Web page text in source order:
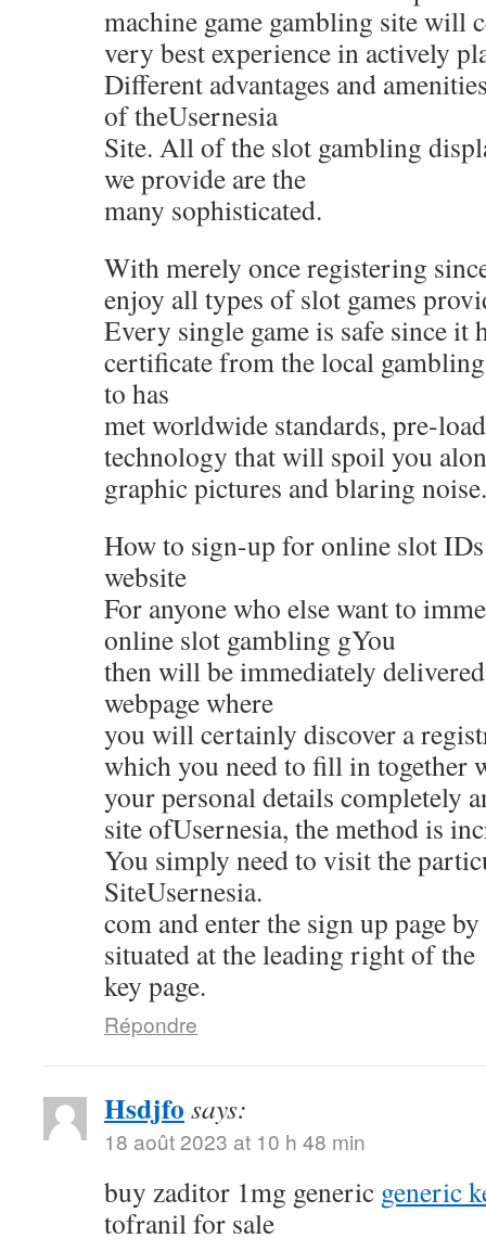
machine game gambling site will
very best experience in actively
Different advantages and
of theUsernesia
Site. All of the slot gambling
we provide are the
many sophisticated.
With merely once registering
enjoy all types of slot games
Every single game is safe since it
certificate from the local
to has
met worldwide standards, pre-
technology that will spoil you
graphic pictures and blaring noise.
How to sign-up for online slot
website
For anyone who else want to
online slot gambling gYou
then will be immediately
webpage where
you will certainly discover a
which you need to fill in together
your personal details completely
site ofUsernesia, the method is
You simply need to visit the
SiteUsernesia.
com and enter the sign up page
situated at the leading right of the
key page.
Répondre
Hsdjfo says:
18 août 2023 at 10 h 48 min
buy zaditor 1mg generic generic
tofranil for sale